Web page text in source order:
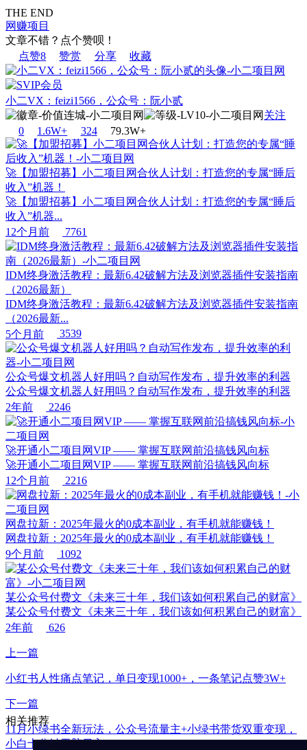
THE END
网赚项目
文章不错？点个赞呗！
点赞8 赞赏 分享 收藏
小二VX：feizi1566，公众号：阮小贰
关注
0
1.6W+ 324 79.3W+
🚀【加盟招募】小二项目网合伙人计划：打造您的专属“睡后
收入”机器！
🚀【加盟招募】小二项目网合伙人计划：打造您的专属“睡后
收入”机器...
12个月前
7761
IDM终身激活教程：最新6.42破解方法及浏览器插件安装指南
（2026最新）
IDM终身激活教程：最新6.42破解方法及浏览器插件安装指南
（2026最新...
5个月前
3539
公众号爆文机器人好用吗？自动写作发布，提升效率的利器
公众号爆文机器人好用吗？自动写作发布，提升效率的利器
2年前
2246
🚀开通小二项目网VIP —— 掌握互联网前沿搞钱风向标
🚀开通小二项目网VIP —— 掌握互联网前沿搞钱风向标
12个月前
2216
网盘拉新：2025年最火的0成本副业，有手机就能赚钱！
网盘拉新：2025年最火的0成本副业，有手机就能赚钱！
9个月前
1092
某公众号付费文《未来三十年，我们该如何积累自己的财富》
某公众号付费文《未来三十年，我们该如何积累自己的财富》
2年前
626
上一篇
小红书人性痛点笔记，单日变现1000+，一条笔记点赞3W+
下一篇
11月小绿书全新玩法，公众号流量主+小绿书带货双重变现，
小白十分钟无脑日入1000+
相关推荐